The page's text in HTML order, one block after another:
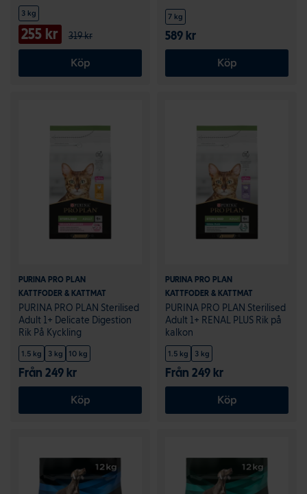
3 kg
255 kr 319 kr
Köp
7 kg
589 kr
Köp
PURINA PRO PLAN
KATTFODER & KATTMAT
PURINA PRO PLAN Sterilised
Adult 1+ Delicate Digestion
Rik På Kyckling
1.5 kg 3 kg 10 kg
Från 249 kr
Köp
PURINA PRO PLAN
KATTFODER & KATTMAT
PURINA PRO PLAN Sterilised
Adult 1+ RENAL PLUS Rik på
kalkon
1.5 kg 3 kg
Från 249 kr
Köp